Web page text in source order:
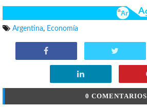
Argentina, Economía
0 COMENTARIOS